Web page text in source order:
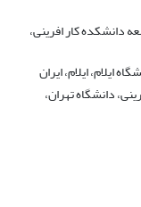
دانشکده کار افرینی،
ایلام، ایلام، ایران
دانشگاه تهران،